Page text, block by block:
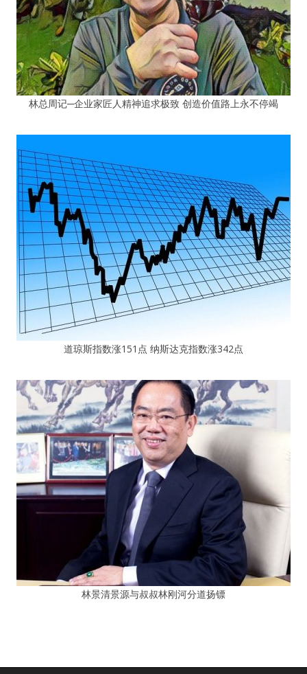
林总周记─企业家匠人精神追求极致 创造价值路上永不停竭
道琼斯指数涨151点 纳斯达克指数涨342点
林景清景源与叔叔林刚河分道扬镖